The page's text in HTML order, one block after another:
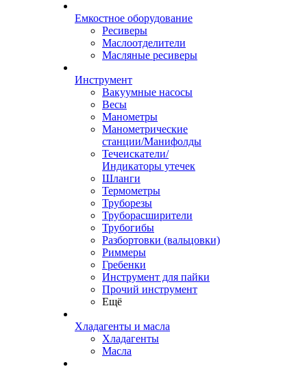
Емкостное оборудование
Ресиверы
Маслоотделители
Масляные ресиверы
Инструмент
Вакуумные насосы
Весы
Манометры
Манометрические
станции/Манифолды
Течеискатели/
Индикаторы утечек
Шланги
Термометры
Труборезы
Труборасширители
Трубогибы
Разбортовки (вальцовки)
Риммеры
Гребенки
Инструмент для пайки
Прочий инструмент
Ещё
Хладагенты и масла
Хладагенты
Масла